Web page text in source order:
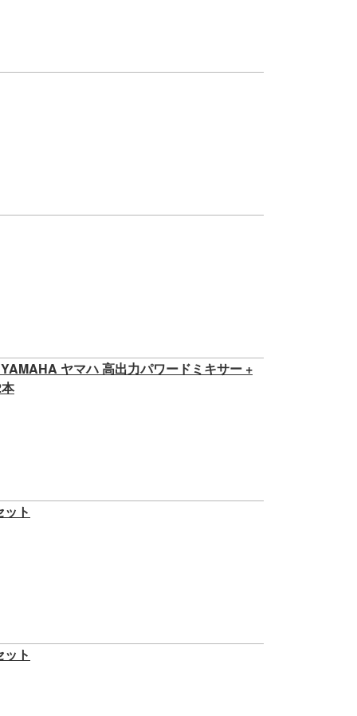
ヤマハ 高出力パワードミキサー +
ト
ト